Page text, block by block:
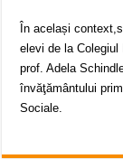
În același
elevi de la Colegiul
prof. Adela
învăţământului
Sociale.